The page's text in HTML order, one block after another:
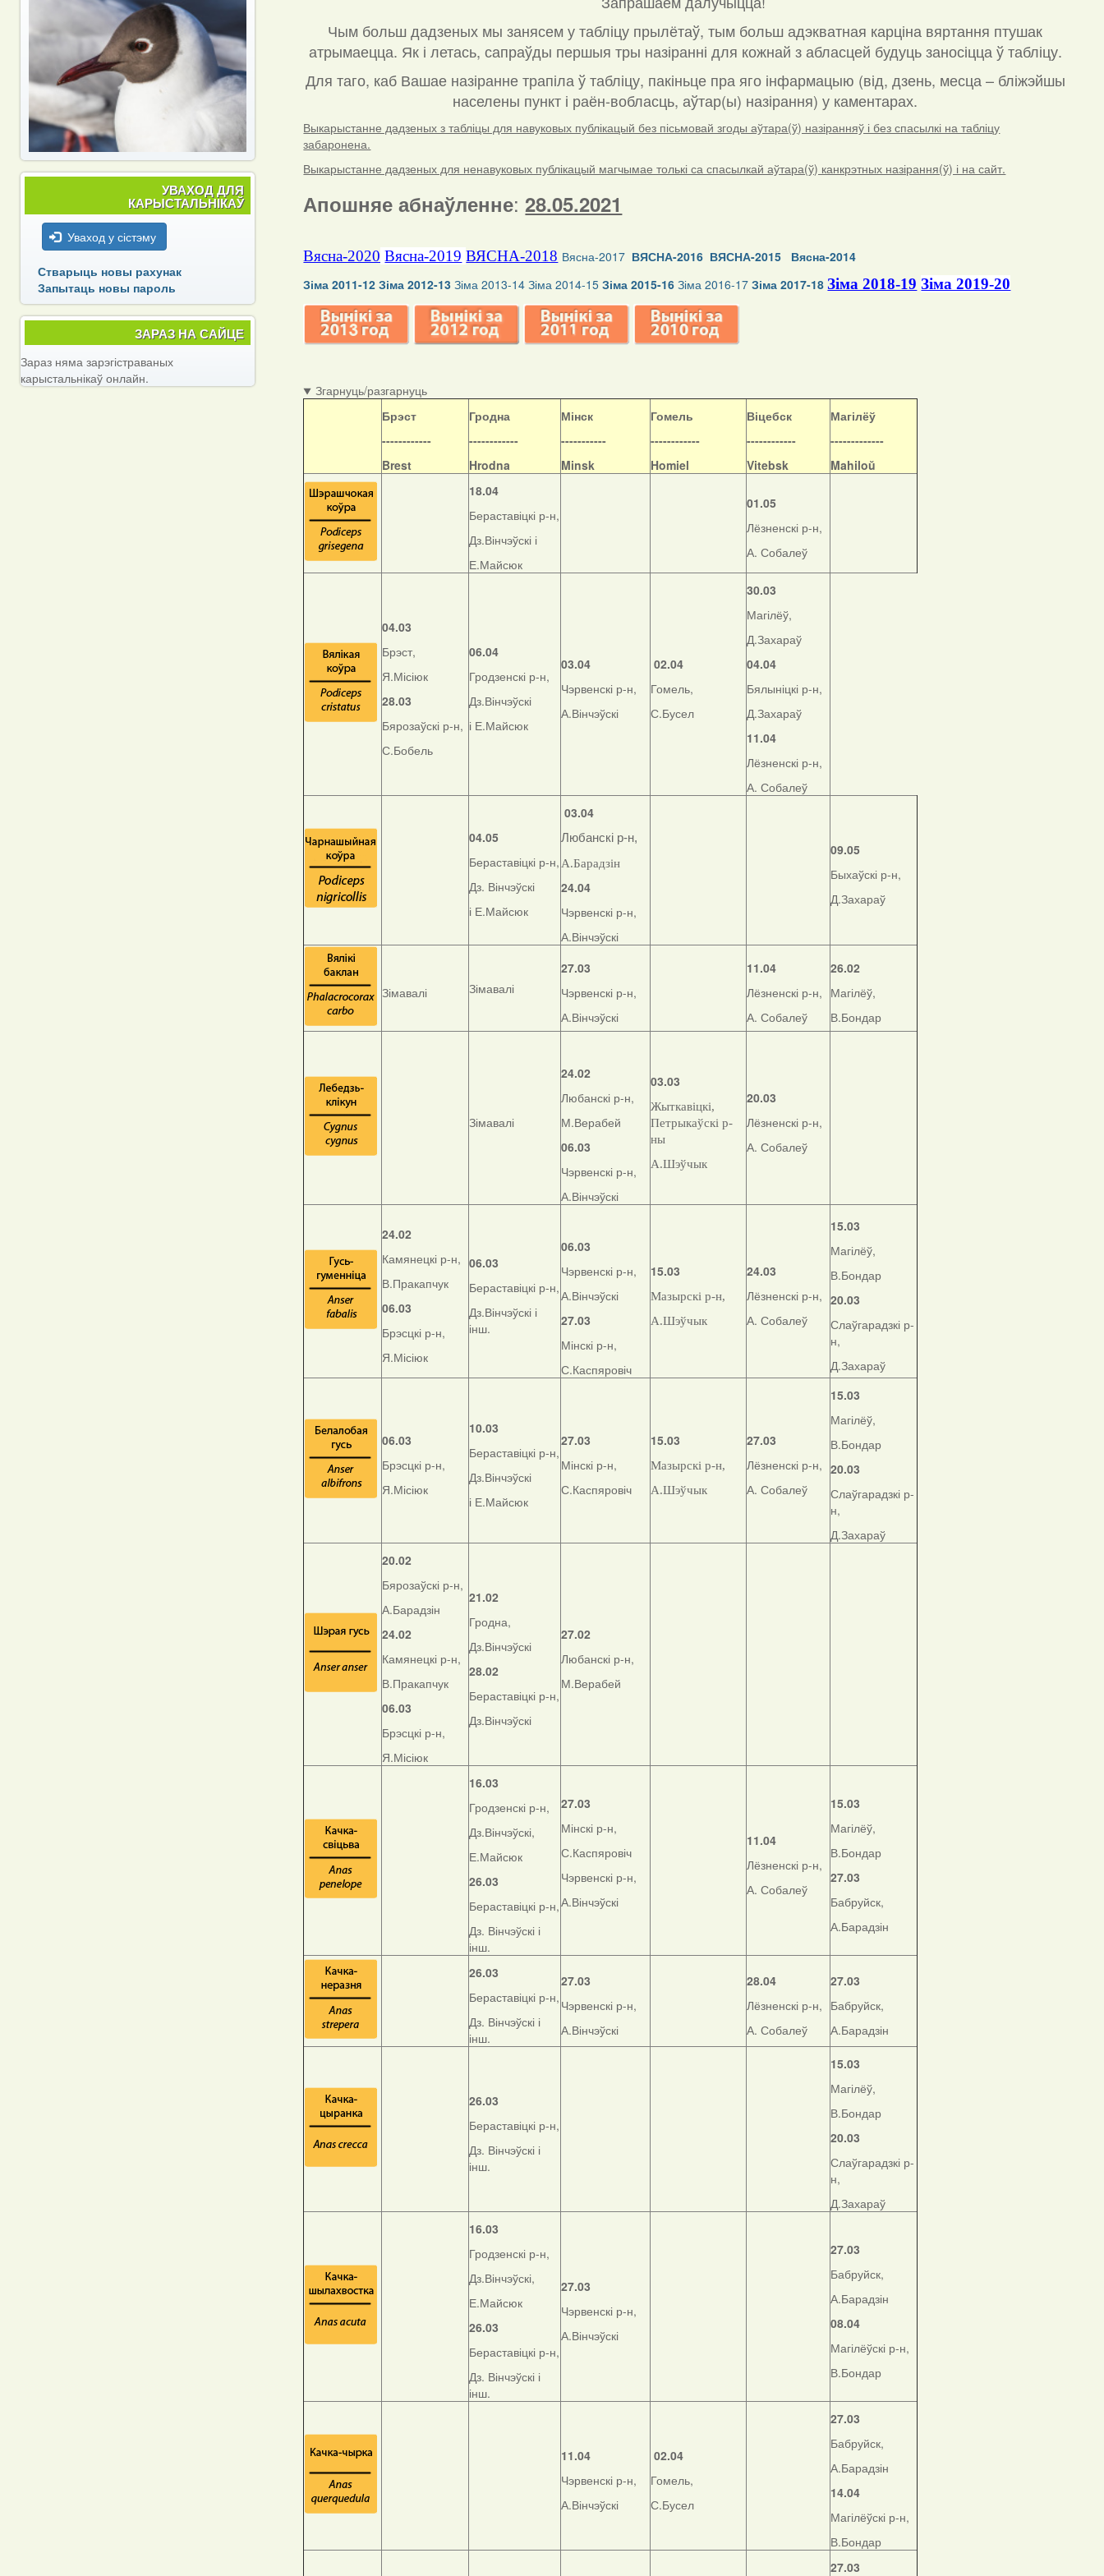
Чым больш дадзеных мы занясем у табліцу прылётаў, тым больш адэкватная карціна вяртання птушак
атрымаецца. Як і летась, сапраўды першыя тры назіранні для кожнай з абласцей будуць заносіцца ў табліцу.
Для таго, каб Вашае назіранне трапіла ў табліцу, пакіньце пра яго інфармацыю (від, дзень, месца – бліжэйшы
населены пункт і раён-вобласць, аўтар(ы) назірання) у каментарах.
Выкарыстанне дадзеных з табліцы для навуковых публікацый без пісьмовай згоды аўтара(ў) назіранняў і без спасылкі на табліцу
забаронена.
Выкарыстанне дадзеных для ненавуковых публікацый магчымае толькі са спасылкай аўтара(ў) канкрэтных назірання(ў) і на сайт.
Апошняе абнаўленне: 28.05.2021
Вясна-2020 Вясна-2019 ВЯСНА-2018 Вясна-2017 ВЯСНА-2016 ВЯСНА-2015
Вясна-2014
Зіма 2011-12 Зіма 2012-13 Зіма 2013-14 Зіма 2014-15 Зіма 2015-16 Зіма 2016-17 Зіма 2017-18 Зіма 2018-19 Зіма 2019-20
Згарнуць/разгарнуць
Брэст
------------
Brest
Гродна
------------
Hrodna
Мінск
-----------
Minsk
Гомель
------------
Homiel
Віцебск
------------
Vitebsk
Магілёў
-------------
Mahiloŭ
18.04
Бераставіцкі р-н,
Дз.Вінчэўскі і
Е.Майсюк
01.05
Лёзненскі р-н,
А. Собалеў
04.03
Брэст,
Я.Місіюк
28.03
Бярозаўскі р-н,
С.Бобель
06.04
Гродзенскі р-н,
Дз.Вінчэўскі
і Е.Майсюк
03.04
Чэрвенскі р-н,
А.Вінчэўскі
02.04
Гомель,
С.Бусел
30.03
Магілёў,
Д.Захараў
04.04
Бялыніцкі р-н,
Д.Захараў
11.04
Лёзненскі р-н,
А. Собалеў
04.05
Бераставіцкі р-н,
Дз. Вінчэўскі
і Е.Майсюк
03.04
Любанскі р-н,
А.Барадзін
24.04
Чэрвенскі р-н,
А.Вінчэўскі
09.05
Быхаўскі р-н,
Д.Захараў
Зімавалі Зімавалі
27.03
Чэрвенскі р-н,
А.Вінчэўскі
11.04
Лёзненскі р-н,
А. Собалеў
26.02
Магілёў,
В.Бондар
Зімавалі
24.02
Любанскі р-н,
М.Верабей
06.03
Чэрвенскі р-н,
А.Вінчэўскі
03.03
Жыткавіцкі,
Петрыкаўскі р-
ны
А.Шэўчык
20.03
Лёзненскі р-н,
А. Собалеў
24.02
Камянецкі р-н,
В.Пракапчук
06.03
Брэсцкі р-н,
Я.Місіюк
06.03
Бераставіцкі р-н,
Дз.Вінчэўскі і
інш.
06.03
Чэрвенскі р-н,
А.Вінчэўскі
27.03
Мінскі р-н,
С.Каспяровіч
15.03
Мазырскі р-н,
А.Шэўчык
24.03
Лёзненскі р-н,
А. Собалеў
15.03
Магілёў,
В.Бондар
20.03
Слаўгарадзкі р-
н,
Д.Захараў
06.03
Брэсцкі р-н,
Я.Місіюк
10.03
Бераставіцкі р-н,
Дз.Вінчэўскі
і Е.Майсюк
27.03
Мінскі р-н,
С.Каспяровіч
15.03
Мазырскі р-н,
А.Шэўчык
27.03
Лёзненскі р-н,
А. Собалеў
15.03
Магілёў,
В.Бондар
20.03
Слаўгарадзкі р-
н,
Д.Захараў
20.02
Бярозаўскі р-н,
А.Барадзін
24.02
Камянецкі р-н,
В.Пракапчук
06.03
Брэсцкі р-н,
Я.Місіюк
21.02
Гродна,
Дз.Вінчэўскі
28.02
Бераставіцкі р-н,
Дз.Вінчэўскі
27.02
Любанскі р-н,
М.Верабей
16.03
Гродзенскі р-н,
Дз.Вінчэўскі,
Е.Майсюк
26.03
Бераставіцкі р-н,
Дз. Вінчэўскі і
інш.
27.03
Мінскі р-н,
С.Каспяровіч
Чэрвенскі р-н,
А.Вінчэўскі
11.04
Лёзненскі р-н,
А. Собалеў
15.03
Магілёў,
В.Бондар
27.03
Бабруйск,
А.Барадзін
26.03
Бераставіцкі р-н,
Дз. Вінчэўскі і
інш.
27.03
Чэрвенскі р-н,
А.Вінчэўскі
28.04
Лёзненскі р-н,
А. Собалеў
27.03
Бабруйск,
А.Барадзін
26.03
Бераставіцкі р-н,
Дз. Вінчэўскі і
інш.
15.03
Магілёў,
В.Бондар
20.03
Слаўгарадзкі р-
н,
Д.Захараў
16.03
Гродзенскі р-н,
Дз.Вінчэўскі,
Е.Майсюк
26.03
Бераставіцкі р-н,
Дз. Вінчэўскі і
інш.
27.03
Чэрвенскі р-н,
А.Вінчэўскі
27.03
Бабруйск,
А.Барадзін
08.04
Магілёўскі р-н,
В.Бондар
11.04
Чэрвенскі р-н,
А.Вінчэўскі
02.04
Гомель,
С.Бусел
27.03
Бабруйск,
А.Барадзін
14.04
Магілёўскі р-н,
В.Бондар
27.03
УВАХОД ДЛЯ
КАРЫСТАЛЬНІКАЎ
Уваход у сістэму
Стварыць новы рахунак
Запытаць новы пароль
ЗАРАЗ НА САЙЦЕ
Зараз няма зарэгістраваных
карыстальнікаў онлайн.